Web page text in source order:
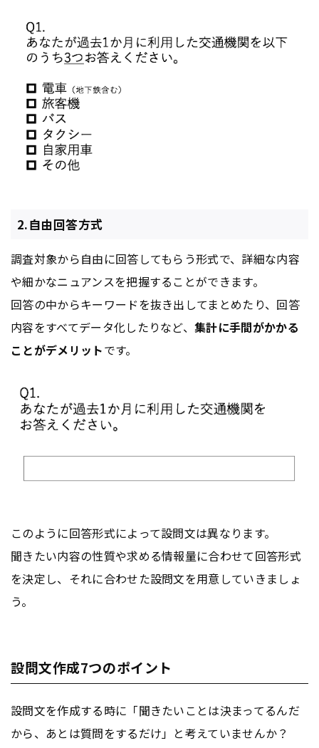
2.自由回答方式
調査対象から自由に回答してもらう形式で、詳細な内容
や細かなニュアンスを把握することができます。
回答の中からキーワードを抜き出してまとめたり、回答
内容をすべてデータ化したりなど、集計に手間がかかる
ことがデメリットです。
このように回答形式によって設問文は異なります。
聞きたい内容の性質や求める情報量に合わせて回答形式
を決定し、それに合わせた設問文を用意していきましょ
う。
設問文作成7つのポイント
設問文を作成する時に「聞きたいことは決まってるんだ
から、あとは質問をするだけ」と考えていませんか？